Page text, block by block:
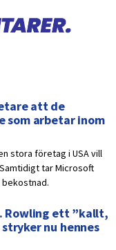
att de
som arbetar inom
stora företag i USA vill
tar Microsoft
Rowling ett ”kallt,
nu hennes